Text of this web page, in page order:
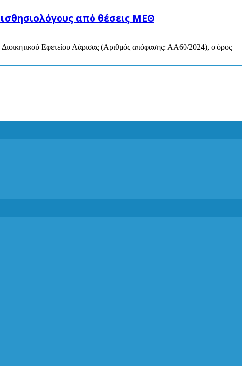
από θέσεις ΜΕΘ
Εφετείου Λάρισας (Αριθμός απόφασης: ΑΑ60/2024), ο όρος